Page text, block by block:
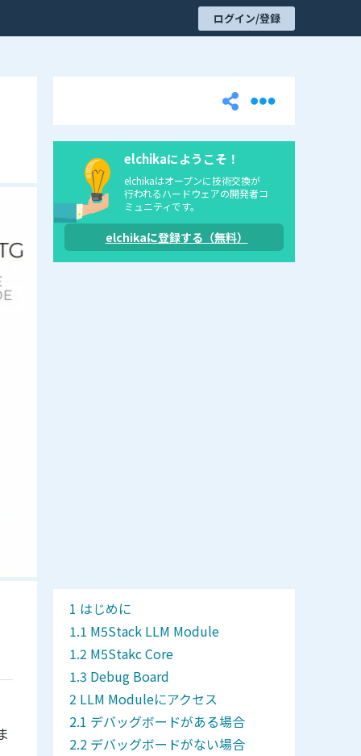
ログイン/登録
elchikaにようこそ！
elchikaはオープンに技術交換が
行われるハードウェアの開発者コ
ミュニティです。
elchikaに登録する（無料）
はじめに
M5Stack LLM Module
M5Stakc Core
Debug Board
LLM Moduleにアクセス
デバッグボードがある場合
デバッグボードがない場合